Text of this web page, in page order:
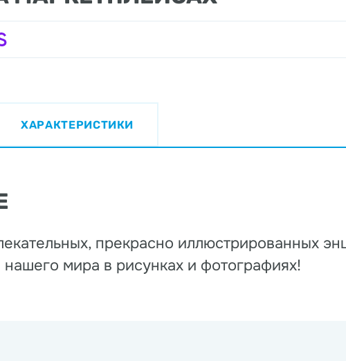
ХАРАКТЕРИСТИКИ
прекрасно иллюстрированных
мира в рисунках и фотографиях!